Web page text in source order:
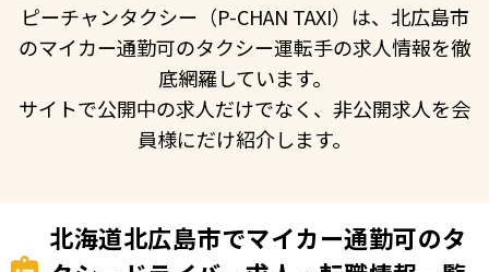
ピーチャンタクシー（P-CHAN TAXI）は、北広島市
のマイカー通勤可のタクシー運転手の求人情報を徹
底網羅しています。
サイトで公開中の求人だけでなく、非公開求人を会
員様にだけ紹介します。
北海道北広島市でマイカー通勤可のタ